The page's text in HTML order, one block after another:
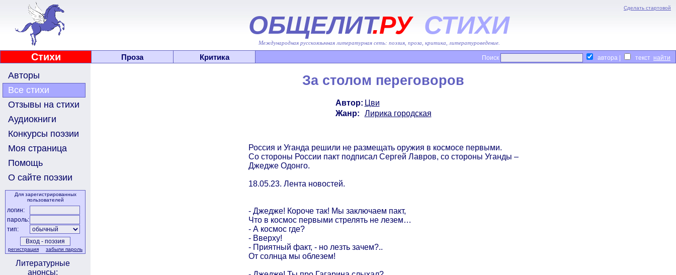
Сделать стартовой
ОБЩЕЛИТ.РУ СТИХИ
Международная русскоязычная литературная сеть: поэзия, проза, критика, литературоведение.
Стихи Проза Критика Поиск автора | текст
Авторы
Все стихи
Отзывы на стихи
Аудиокниги
Конкурсы поэзии
Моя страница
Помощь
О сайте поэзии
Для зарегистрированных
пользователей
логин:
пароль:
тип:
регистрация забыли пароль
Литературные
анонсы:
За столом переговоров
Автор: Цви
Жанр:
Лирика городская
Россия и Уганда решили не размещать оружия в космосе первыми.
Со стороны России пакт подписал Сергей Лавров, со стороны Уганды –
Джедже Одонго.
18.05.23. Лента новостей.
- Джедже! Короче так! Мы заключаем пакт,
Что в космос первыми стрелять не лезем…
- А космос где?
- Вверху!
- Приятный факт, - но лезть зачем?..
От солнца мы облезем!